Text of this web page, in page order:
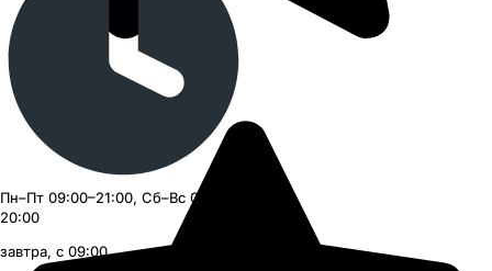
Пн–Пт 09:00–21:00, Сб–Вс 09:00–
20:00
завтра, с 09:00